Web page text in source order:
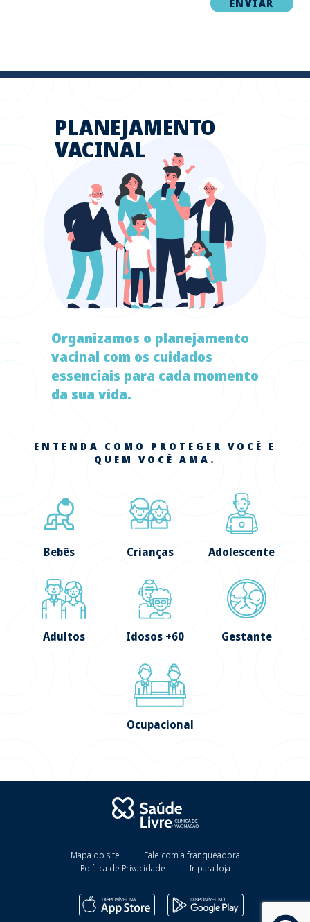
PLANEJAMENTO
VACINAL
Organizamos o planejamento
vacinal com os cuidados
essenciais para cada momento
da sua vida.
ENTENDA COMO PROTEGER VOCÊ E
QUEM VOCÊ AMA.
Bebês Crianças Adolescente
Adultos Idosos +60 Gestante
Ocupacional
Mapa do site
Fale com a franqueadora
Política de Privacidade
Ir para loja